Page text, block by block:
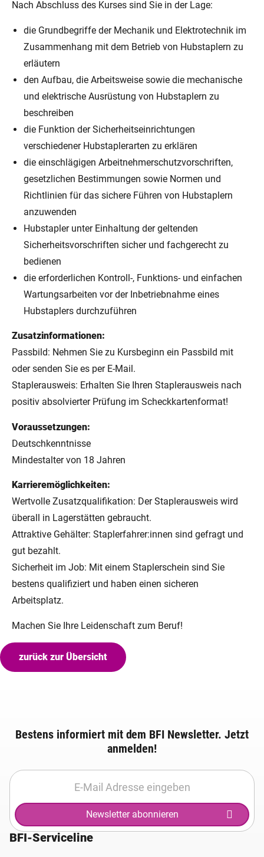
Nach Abschluss des Kurses sind Sie in der Lage:
die Grundbegriffe der Mechanik und Elektrotechnik im
Zusammenhang mit dem Betrieb von Hubstaplern zu
erläutern
den Aufbau, die Arbeitsweise sowie die mechanische
und elektrische Ausrüstung von Hubstaplern zu
beschreiben
die Funktion der Sicherheitseinrichtungen
verschiedener Hubstaplerarten zu erklären
die einschlägigen Arbeitnehmerschutzvorschriften,
gesetzlichen Bestimmungen sowie Normen und
Richtlinien für das sichere Führen von Hubstaplern
anzuwenden
Hubstapler unter Einhaltung der geltenden
Sicherheitsvorschriften sicher und fachgerecht zu
bedienen
die erforderlichen Kontroll-, Funktions- und einfachen
Wartungsarbeiten vor der Inbetriebnahme eines
Hubstaplers durchzuführen
Zusatzinformationen:
Passbild: Nehmen Sie zu Kursbeginn ein Passbild mit
oder senden Sie es per E-Mail.
Staplerausweis: Erhalten Sie Ihren Staplerausweis nach
positiv absolvierter Prüfung im Scheckkartenformat!
Voraussetzungen:
Deutschkenntnisse
Mindestalter von 18 Jahren
Karrieremöglichkeiten:
Wertvolle Zusatzqualifikation: Der Staplerausweis wird
überall in Lagerstätten gebraucht.
Attraktive Gehälter: Staplerfahrer:innen sind gefragt und
gut bezahlt.
Sicherheit im Job: Mit einem Staplerschein sind Sie
bestens qualifiziert und haben einen sicheren
Arbeitsplatz.
Machen Sie Ihre Leidenschaft zum Beruf!
zurück zur Übersicht
Bestens informiert mit dem BFI Newsletter. Jetzt
anmelden!
Newsletter abonnieren
BFI-Serviceline